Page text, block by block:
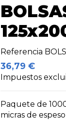
Referencia
36,79 €
Impuestos
Paquete de
micras de